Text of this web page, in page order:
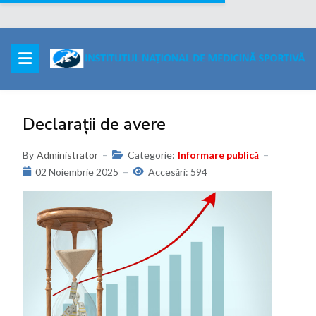
Declarații de avere
By Administrator Categorie: Informare publică
02 Noiembrie 2025
Accesări: 594